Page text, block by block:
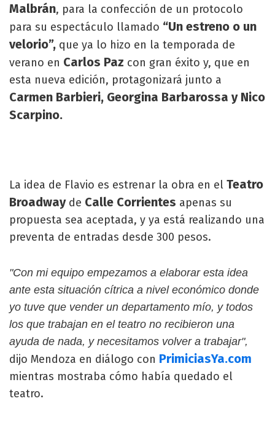
Malbrán, para la confección de un protocolo
para su espectáculo llamado “Un estreno o un
velorio”, que ya lo hizo en la temporada de
verano en Carlos Paz con gran éxito y, que en
esta nueva edición, protagonizará junto a
Carmen Barbieri, Georgina Barbarossa y Nico
Scarpino.
La idea de Flavio es estrenar la obra en el Teatro
Broadway de Calle Corrientes apenas su
propuesta sea aceptada, y ya está realizando una
preventa de entradas desde 300 pesos.
"Con mi equipo empezamos a elaborar esta idea
ante esta situación cítrica a nivel económico donde
yo tuve que vender un departamento mío, y todos
los que trabajan en el teatro no recibieron una
ayuda de nada, y necesitamos volver a trabajar",
dijo Mendoza en diálogo con PrimiciasYa.com
mientras mostraba cómo había quedado el
teatro.